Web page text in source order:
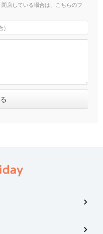
店している場合は、こちらのフ